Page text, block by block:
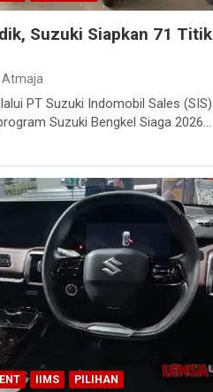
Suzuki Siapkan 71 Titik
Atmaja
PT Suzuki Indomobil Sales (SIS)
Suzuki Bengkel Siaga 2026…
IIMS PILIHAN